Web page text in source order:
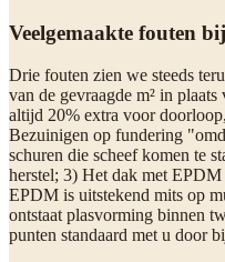
Veelgemaakte fouten
Drie fouten zien we steeds
van de gevraagde m² in
altijd 20% extra voor
Bezuinigen op fundering
schuren die scheef komen te
herstel; 3) Het dak met
EPDM is uitstekend mits op
ontstaat plasvorming binnen
punten standaard met u door